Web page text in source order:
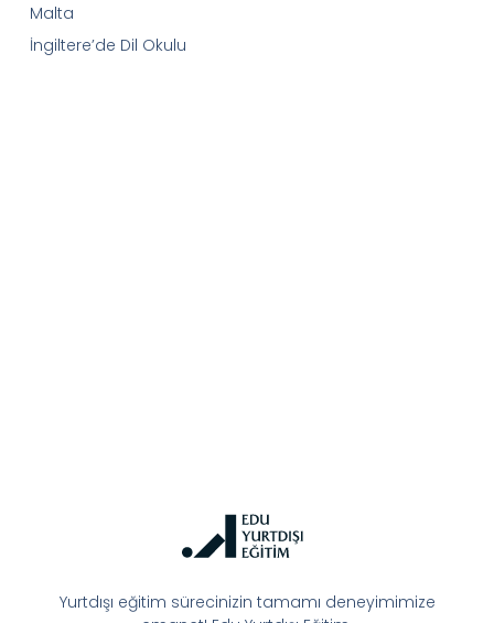
Yurtdışı eğitim sürecinizin tamamı deneyimimize
Malta
İngiltere’de Dil Okulu